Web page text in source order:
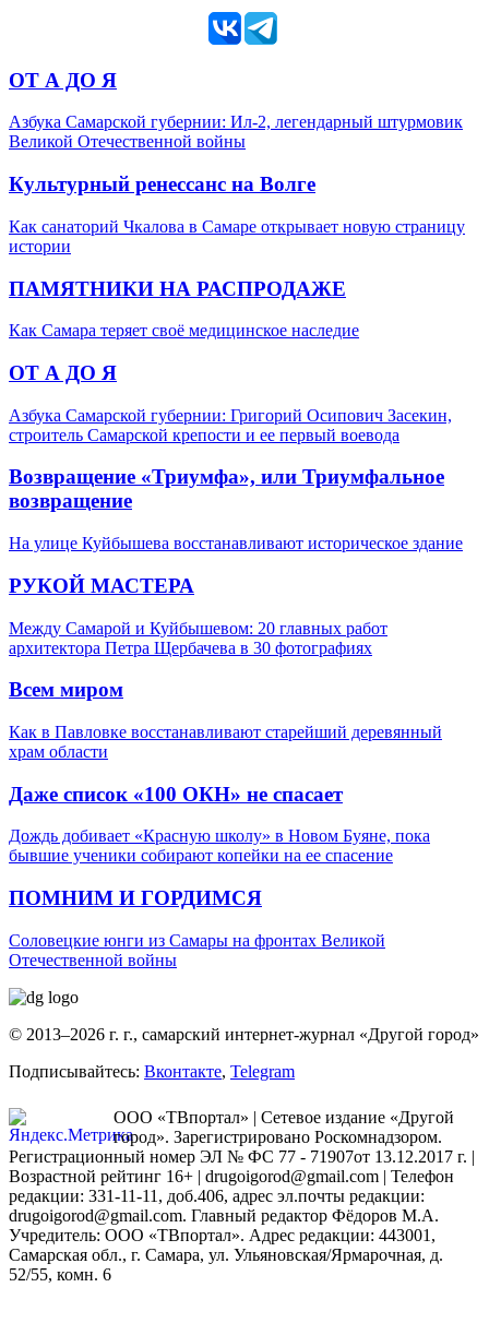
ОТ А ДО Я
Азбука Самарской губернии: Ил-2, легендарный штурмовик
Великой Отечественной войны
Культурный ренессанс на Волге
Как санаторий Чкалова в Самаре открывает новую страницу
истории
ПАМЯТНИКИ НА РАСПРОДАЖЕ
Как Самара теряет своё медицинское наследие
ОТ А ДО Я
Азбука Самарской губернии: Григорий Осипович Засекин,
строитель Самарской крепости и ее первый воевода
Возвращение «Триумфа», или Триумфальное
возвращение
На улице Куйбышева восстанавливают историческое здание
РУКОЙ МАСТЕРА
Между Самарой и Куйбышевом: 20 главных работ
архитектора Петра Щербачева в 30 фотографиях
Всем миром
Как в Павловке восстанавливают старейший деревянный
храм области
Даже список «100 ОКН» не спасает
Дождь добивает «Красную школу» в Новом Буяне, пока
бывшие ученики собирают копейки на ее спасение
ПОМНИМ И ГОРДИМСЯ
Соловецкие юнги из Самары на фронтах Великой
Отечественной войны
© 2013–2026 г. г., самарский интернет-журнал «Другой город»
Подписывайтесь: Вконтакте, Telegram
ООО «ТВпортал» | Сетевое издание «Другой
город». Зарегистрировано Роскомнадзором.
Регистрационный номер ЭЛ № ФС 77 - 71907от 13.12.2017 г. |
Возрастной рейтинг 16+ | drugoigorod@gmail.com | Телефон
редакции: 331-11-11, доб.406, адрес эл.почты редакции:
drugoigorod@gmail.com. Главный редактор Фёдоров М.А.
Учредитель: ООО «ТВпортал». Адрес редакции: 443001,
Самарская обл., г. Самара, ул. Ульяновская/Ярмарочная, д.
52/55, комн. 6